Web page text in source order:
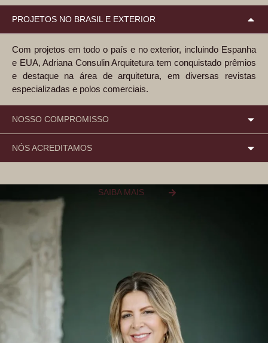
PROJETOS NO BRASIL E EXTERIOR
Com projetos em todo o país e no exterior, incluindo Espanha
e EUA, Adriana Consulin Arquitetura tem conquistado prêmios
e destaque na área de arquitetura, em diversas revistas
especializadas e polos comerciais.
NOSSO COMPROMISSO
NÓS ACREDITAMOS
SAIBA MAIS